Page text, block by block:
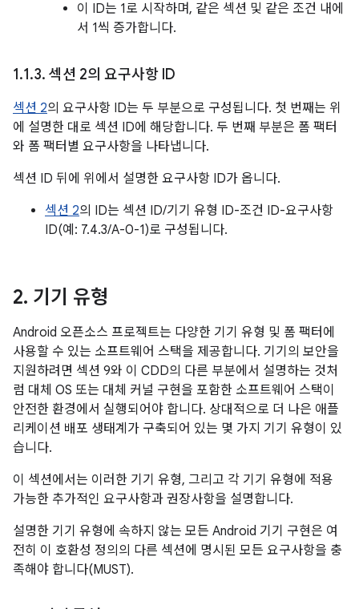
이 ID는 1로 시작하며, 같은 섹션 및 같은 조건 내에
서 1씩 증가합니다.
1.1.3. 섹션 2의 요구사항 ID
섹션 2의 요구사항 ID는 두 부분으로 구성됩니다. 첫 번째는 위
에 설명한 대로 섹션 ID에 해당합니다. 두 번째 부분은 폼 팩터
와 폼 팩터별 요구사항을 나타냅니다.
섹션 ID 뒤에 위에서 설명한 요구사항 ID가 옵니다.
섹션 2의 ID는 섹션 ID/기기 유형 ID-조건 ID-요구사항
ID(예: 7.4.3/A-0-1)로 구성됩니다.
2. 기기 유형
Android 오픈소스 프로젝트는 다양한 기기 유형 및 폼 팩터에
사용할 수 있는 소프트웨어 스택을 제공합니다. 기기의 보안을
지원하려면 섹션 9와 이 CDD의 다른 부분에서 설명하는 것처
럼 대체 OS 또는 대체 커널 구현을 포함한 소프트웨어 스택이
안전한 환경에서 실행되어야 합니다. 상대적으로 더 나은 애플
리케이션 배포 생태계가 구축되어 있는 몇 가지 기기 유형이 있
습니다.
이 섹션에서는 이러한 기기 유형, 그리고 각 기기 유형에 적용
가능한 추가적인 요구사항과 권장사항을 설명합니다.
설명한 기기 유형에 속하지 않는 모든 Android 기기 구현은 여
전히 이 호환성 정의의 다른 섹션에 명시된 모든 요구사항을 충
족해야 합니다(MUST).